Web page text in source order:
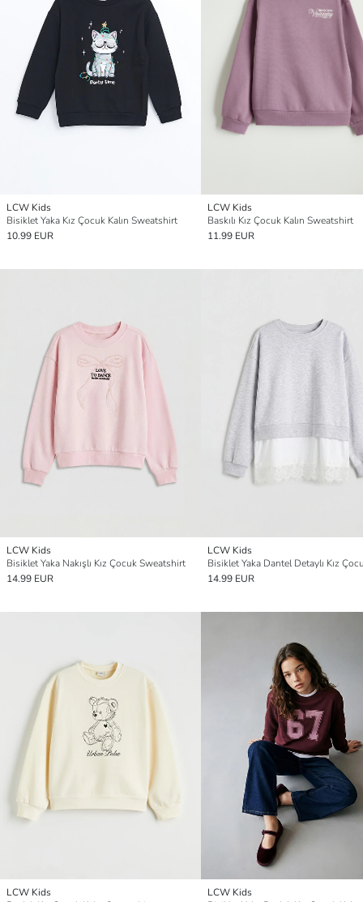
LCW Kids
Bisiklet Yaka Kız Çocuk Kalın Sweatshirt
10.99 EUR
LCW Kids
Baskılı Kız Çocuk Kalın Sweatshirt
11.99 EUR
LCW Kids
Bisiklet Yaka Nakışlı Kız Çocuk Sweatshirt
14.99 EUR
LCW Kids
14.99 EUR
LCW Kids
LCW Kids